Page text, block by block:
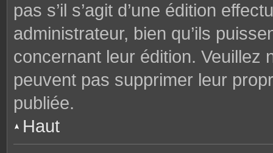
pas s’il s’agit d’une édition
administrateur, bien qu’ils
concernant leur édition. Veuillez
peuvent pas supprimer leur
publiée.
Haut